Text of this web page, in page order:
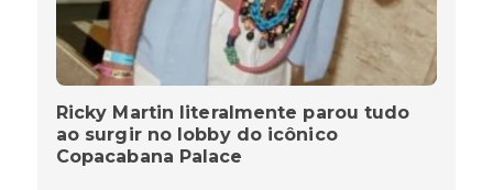
Ricky Martin literalmente parou tudo
ao surgir no lobby do icônico
Copacabana Palace